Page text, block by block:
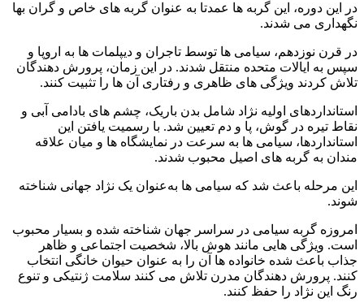
در این دوره، این گربه‌ ها عمدتا به‌ عنوان گربه‌ های خاص و گران‌ بها
نگهداری می‌ شدند.
در قرن نوزدهم، سیامی‌ ها توسط تاجران و دیپلمات‌ ها به اروپا و
سپس به ایالات متحده منتقل شدند. در این زمان، پرورش‌ دهندگان
تلاش کردند ویژگی‌ های ظاهری و رفتاری آن‌ ها را تثبیت کنند.
استانداردهای اولیه نژاد شامل بدن باریک، چشم‌ های بادامی آبی و
نقاط تیره در گوش، پا و دم تعیین شد. با رسمیت یافتن این
استانداردها، سیامی‌ ها به‌ سرعت در نمایشگاه‌ ها و میان علاقه‌
مندان به گربه‌ های اصیل محبوب شدند.
این مرحله باعث شد که سیامی‌ ها به‌عنوان یک نژاد جهانی شناخته
شوند.
امروزه گربه سیامی در سراسر جهان شناخته شده و بسیار محبوب
است. ویژگی‌ هایی مانند هوش بالا، شخصیت اجتماعی و ظاهر
جذاب باعث شده خانواده‌ ها آن را به‌ عنوان حیوان خانگی انتخاب
کنند. پرورش‌ دهندگان مدرن تلاش می‌ کنند سلامت ژنتیکی و تنوع
رنگ این نژاد را حفظ کنند.